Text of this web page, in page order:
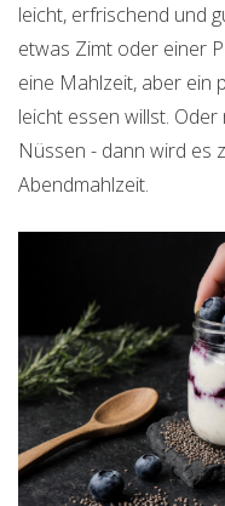
leicht, erfrischend und
etwas Zimt oder einer
eine Mahlzeit, aber ein
leicht essen willst.
Nüssen - dann wird es
Abendmahlzeit.